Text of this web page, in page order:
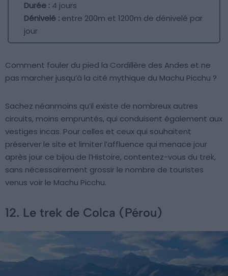
Durée : 4 jours
Dénivelé : entre 200m et 1200m de dénivelé par
jour
Comment fouler du pied la Cordillère des Andes et ne
pas marcher jusqu’à la cité mythique du Machu Picchu ?
Sachez néanmoins qu’il existe de nombreux autres
circuits, moins empruntés, qui conduisent également aux
vestiges incas. Pour celles et ceux qui souhaitent
préserver le site et limiter l’affluence qui menace jour
après jour ce bijou de l’Histoire, contentez-vous du trek,
sans nécessairement grossir le nombre de touristes
venus voir le Machu Picchu.
12. Le trek de Colca (Pérou)